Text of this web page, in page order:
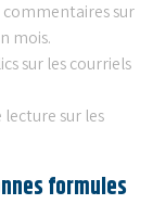
sur
mois.
sur les courriels
sur les
formules